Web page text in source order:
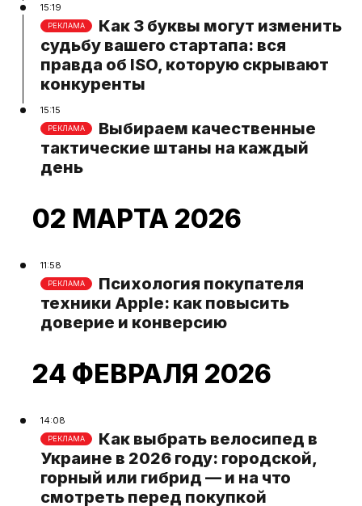
15:19
РЕКЛАМА
Как 3 буквы могут изменить
судьбу вашего стартапа: вся
правда об ISO, которую скрывают
конкуренты
15:15
РЕКЛАМА
Выбираем качественные
тактические штаны на каждый
день
02 МАРТА 2026
11:58
РЕКЛАМА
Психология покупателя
техники Apple: как повысить
доверие и конверсию
24 ФЕВРАЛЯ 2026
14:08
РЕКЛАМА
Как выбрать велосипед в
Украине в 2026 году: городской,
горный или гибрид — и на что
смотреть перед покупкой